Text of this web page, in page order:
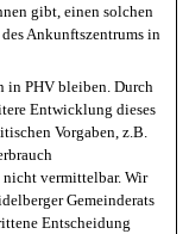
gibt, einen solchen
Ankunftszentrums in
in PHV bleiben. Durch
Entwicklung dieses
Vorgaben, z.B.
vermittelbar. Wir
Gemeinderats
Entscheidung